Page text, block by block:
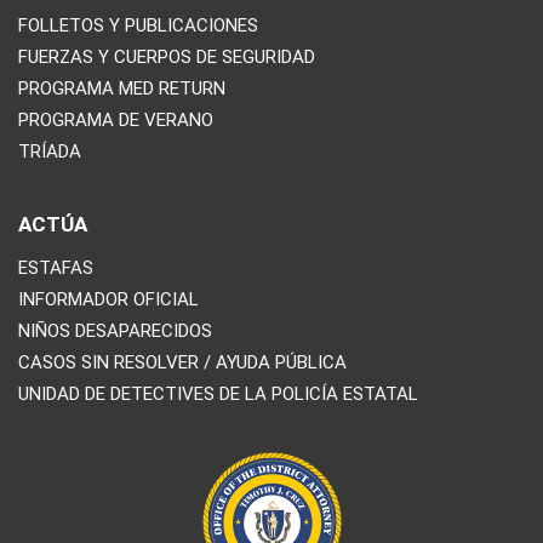
FOLLETOS Y PUBLICACIONES
FUERZAS Y CUERPOS DE SEGURIDAD
PROGRAMA MED RETURN
PROGRAMA DE VERANO
TRÍADA
ACTÚA
ESTAFAS
INFORMADOR OFICIAL
NIÑOS DESAPARECIDOS
CASOS SIN RESOLVER / AYUDA PÚBLICA
UNIDAD DE DETECTIVES DE LA POLICÍA ESTATAL